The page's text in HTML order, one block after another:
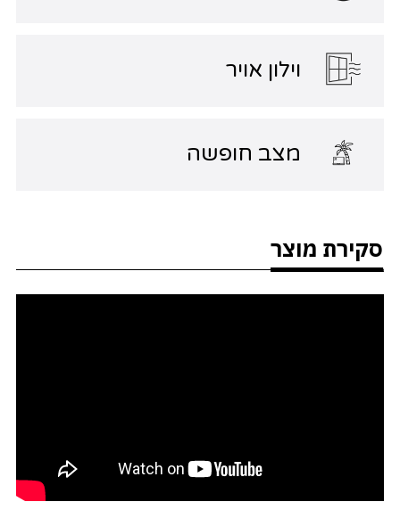
וילון אויר
מצב חופשה
סקירת מוצר